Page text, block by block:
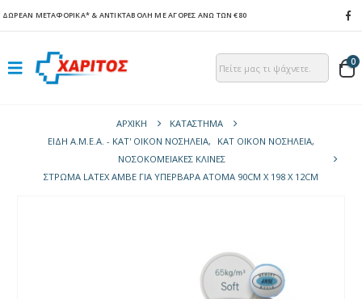
ΔΩΡΕΑΝ ΜΕΤΑΦΟΡΙΚΑ* & ΑΝΤΙΚΤΑΒΟΛΗ ΜΕ ΑΓΟΡΕΣ ΑΝΩ ΤΩΝ €80
0
ΑΡΧΙΚΉ
ΚΑΤΆΣΤΗΜΑ
ΕΙΔΗ Α.Μ.Ε.Α. - ΚΑΤ' ΟΙΚΟΝ ΝΟΣΗΛΕΙΑ, ΚΑΤ ΟΙΚΟΝ ΝΟΣΗΛΕΙΑ,
ΝΟΣΟΚΟΜΕΙΑΚΈΣ ΚΛΊΝΕΣ
ΣΤΡΏΜΑ LATEX ΑΜΒΕ ΓΙΑ ΥΠΈΡΒΑΡΑ ΆΤΟΜΑ 90CM X 198 X 12CM